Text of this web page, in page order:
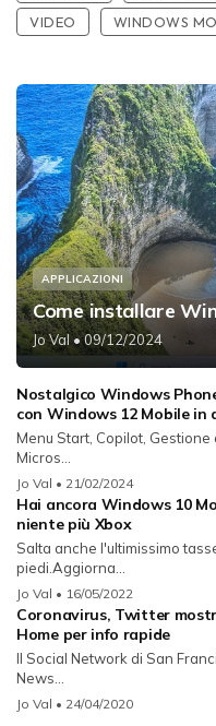
VIDEO
WINDOWS
APPLICAZIONI
Come installare
Jo Val• 09/12/2024
Nostalgico Windows
con Windows 12 Mobile in
Menu Start, Copilot, Gestione
Micros...
Jo Val • 21/02/2024
Hai ancora Windows 10
niente più Xbox
Salta anche l'ultimissimo
piedi.Aggiorna...
Jo Val • 16/05/2022
Coronavirus, Twitter
Home per info rapide
Il Social Network di San
News...
Jo Val • 24/04/2020